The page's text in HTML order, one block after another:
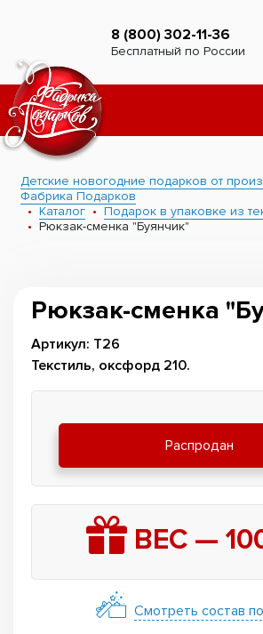
8 (800) 302-11-36
Бесплатный по России
Детские новогодние подарков от
Фабрика Подарков
Каталог
Подарок в упаковке из
Рюкзак-сменка "Буянчик"
Рюкзак-сменка
Артикул: Т26
Текстиль, оксфорд 210.
Распродан
ВЕС —
Смотреть состав